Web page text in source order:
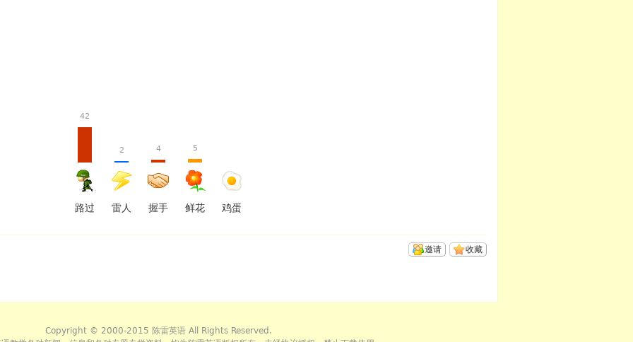
42
路过
2
雷人
4
握手
5
鲜花 鸡蛋
收藏
邀请
Copyright © 2000-2015 陈雷英语 All Rights Reserved.